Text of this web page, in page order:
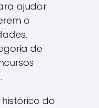
ajudar
a
de
do